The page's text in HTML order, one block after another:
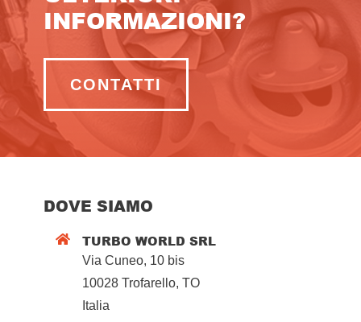
INFORMAZIONI?
CONTATTI
DOVE SIAMO
 TURBO WORLD SRL
Via Cuneo, 10 bis
10028 Trofarello, TO
Italia